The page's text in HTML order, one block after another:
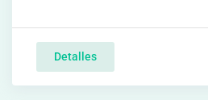
Detalles